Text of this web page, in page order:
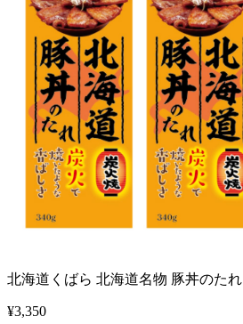
北海道くばら 北海道名物 豚丼のたれ
¥3,350